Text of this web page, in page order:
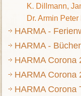
K. Dillmann,
Dr. Armin
HARMA -
HARMA - Bücher
HARMA Corona
HARMA Corona
HARMA Corona